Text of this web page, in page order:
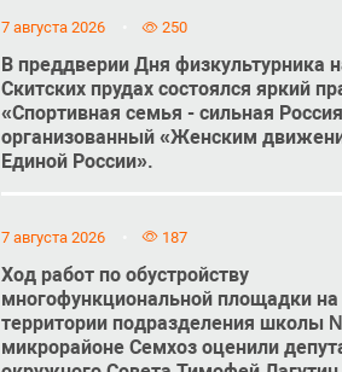
7 августа 2026 250
В преддверии Дня физкультурника
Скитских прудах состоялся яркий
«Спортивная семья - сильная
организованный «Женским
Единой России».
7 августа 2026 187
Ход работ по обустройству
многофункциональной площадки на
территории подразделения школы
микрорайоне Семхоз оценили